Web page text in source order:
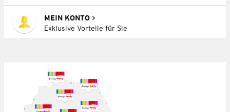
MEIN KONTO
Exklusive Vorteile für Sie